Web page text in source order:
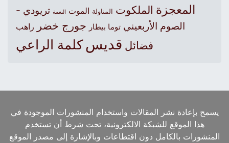
المعجزة الملكوت المناولة الموت النعمة تريودي -
الصوم الأربعيني توما بيطار جورج خضر راهب
فضائل قديس كلمة الراعي
يسمح بإعادة نشر المقالات واستخدام المنشورات الموجودة في
هذا الموقع للشبكة الالكترونية، تحت شرط أن تستخدم
المنشورات بالكامل دون اقتطاعات وبالإشارة إلى مصدر الموقع